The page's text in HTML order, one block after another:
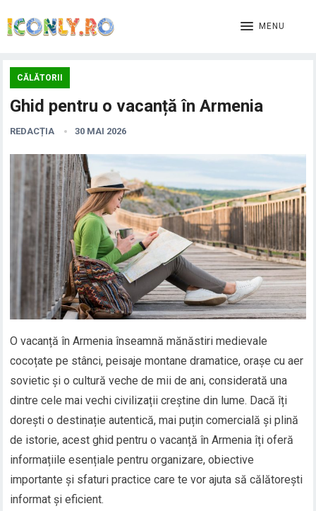
MENU
CĂLĂTORII
Ghid pentru o vacanță în Armenia
REDACȚIA 30 MAI 2026
O vacanță în Armenia înseamnă mănăstiri medievale
cocoțate pe stânci, peisaje montane dramatice, orașe cu aer
sovietic și o cultură veche de mii de ani, considerată una
dintre cele mai vechi civilizații creștine din lume. Dacă îți
dorești o destinație autentică, mai puțin comercială și plină
de istorie, acest ghid pentru o vacanță în Armenia îți oferă
informațiile esențiale pentru organizare, obiective
importante și sfaturi practice care te vor ajuta să călătorești
informat și eficient.